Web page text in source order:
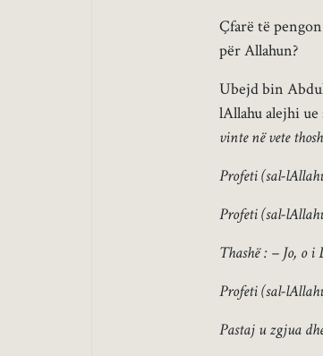
Çfarë të
për Allahun?
Ubejd bin
lAllahu alejhi
vinte në vete
Profeti (sal-
Profeti (sal-
Thashë : – Jo, o
Profeti (sal-
Pastaj u zgjua